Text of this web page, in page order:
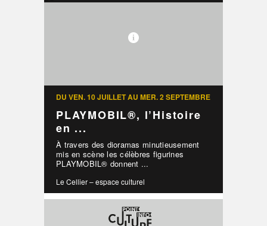
DU VEN. 10 JUILLET AU MER. 2 SEPTEMBRE
PLAYMOBIL®, l’Histoire
en ...
À travers des dioramas minutieusement
mis en scène les célèbres figurines
PLAYMOBIL® donnent ...
Le Cellier – espace culturel